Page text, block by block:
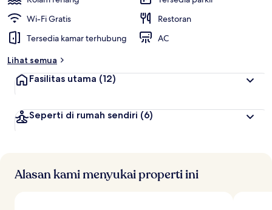
Wi-Fi Gratis
Restoran
Tersedia kamar terhubung
AC
Lihat semua
Fasilitas utama (12)
Seperti di rumah sendiri (6)
Alasan kami menyukai properti ini